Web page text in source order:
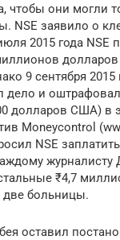
чтобы они могли
NSE заявило о
2015 года NSE
9 сентября
дело и
долларов США) в
Moneycontrol
NSE
журналисту
₹4,7
больницы.
оставил